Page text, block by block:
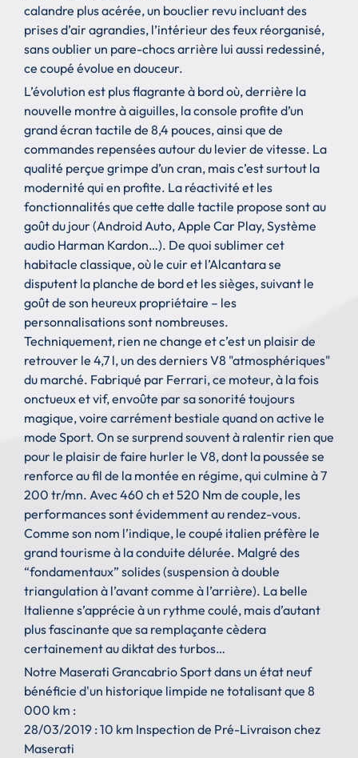
calandre plus acérée, un bouclier revu incluant des
prises d’air agrandies, l’intérieur des feux réorganisé,
sans oublier un pare-chocs arrière lui aussi redessiné,
ce coupé évolue en douceur.
L’évolution est plus flagrante à bord où, derrière la
nouvelle montre à aiguilles, la console profite d’un
grand écran tactile de 8,4 pouces, ainsi que de
commandes repensées autour du levier de vitesse. La
qualité perçue grimpe d’un cran, mais c’est surtout la
modernité qui en profite. La réactivité et les
fonctionnalités que cette dalle tactile propose sont au
goût du jour (Android Auto, Apple Car Play, Système
audio Harman Kardon…). De quoi sublimer cet
habitacle classique, où le cuir et l’Alcantara se
disputent la planche de bord et les sièges, suivant le
goût de son heureux propriétaire – les
personnalisations sont nombreuses.
Techniquement, rien ne change et c’est un plaisir de
retrouver le 4,7 l, un des derniers V8 "atmosphériques"
du marché. Fabriqué par Ferrari, ce moteur, à la fois
onctueux et vif, envoûte par sa sonorité toujours
magique, voire carrément bestiale quand on active le
mode Sport. On se surprend souvent à ralentir rien que
pour le plaisir de faire hurler le V8, dont la poussée se
renforce au fil de la montée en régime, qui culmine à 7
200 tr/mn. Avec 460 ch et 520 Nm de couple, les
performances sont évidemment au rendez-vous.
Comme son nom l’indique, le coupé italien préfère le
grand tourisme à la conduite délurée. Malgré des
“fondamentaux” solides (suspension à double
triangulation à l’avant comme à l’arrière). La belle
Italienne s’apprécie à un rythme coulé, mais d’autant
plus fascinante que sa remplaçante cèdera
certainement au diktat des turbos…
Notre Maserati Grancabrio Sport dans un état neuf
bénéficie d'un historique limpide ne totalisant que 8
000 km :
28/03/2019 : 10 km Inspection de Pré-Livraison chez
Maserati